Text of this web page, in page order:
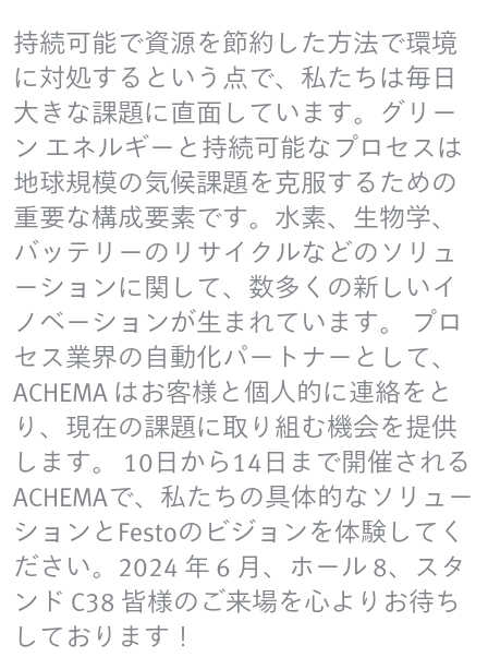
持続可能で資源を節約した方法で環境
に対処するという点で、私たちは毎日
大きな課題に直面しています。グリー
ン エネルギーと持続可能なプロセスは
地球規模の気候課題を克服するための
重要な構成要素です。水素、生物学、
バッテリーのリサイクルなどのソリュ
ーションに関して、数多くの新しいイ
ノベーションが生まれています。 プロ
セス業界の自動化パートナーとして、
ACHEMA はお客様と個人的に連絡をと
り、現在の課題に取り組む機会を提供
します。 10日から14日まで開催される
ACHEMAで、私たちの具体的なソリュー
ションとFestoのビジョンを体験してく
ださい。2024 年 6 月、ホール 8、スタ
ンド C38 皆様のご来場を心よりお待ち
しております！